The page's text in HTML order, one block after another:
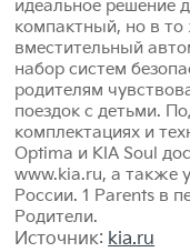
идеальное решение
компактный, но в
вместительный
набор систем
родителям
поездок с детьми.
комплектациях и
Optima и KIA Soul
www.kia.ru, а также
России. 1 Parents в
Родители.
Источник: kia.ru